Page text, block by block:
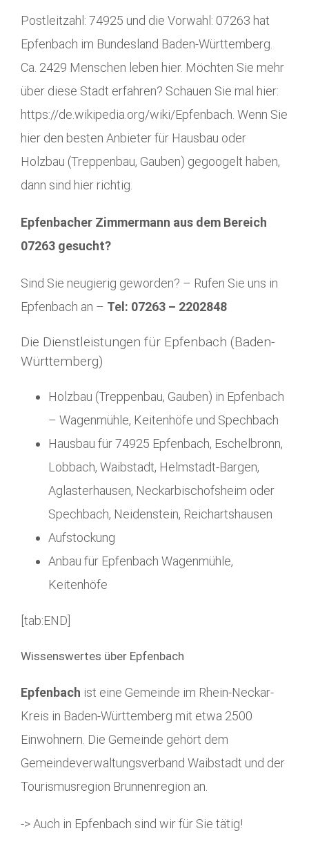
Postleitzahl: 74925 und die Vorwahl: 07263 hat
Epfenbach im Bundesland Baden-Württemberg.
Ca. 2429 Menschen leben hier. Möchten Sie mehr
über diese Stadt erfahren? Schauen Sie mal hier:
https://de.wikipedia.org/wiki/Epfenbach. Wenn Sie
hier den besten Anbieter für Hausbau oder
Holzbau (Treppenbau, Gauben) gegoogelt haben,
dann sind hier richtig.
Epfenbacher Zimmermann aus dem Bereich
07263 gesucht?
Sind Sie neugierig geworden? – Rufen Sie uns in
Epfenbach an – Tel: 07263 – 2202848
Die Dienstleistungen für Epfenbach (Baden-
Württemberg)
Holzbau (Treppenbau, Gauben) in Epfenbach
– Wagenmühle, Keitenhöfe und Spechbach
Hausbau für 74925 Epfenbach, Eschelbronn,
Lobbach, Waibstadt, Helmstadt-Bargen,
Aglasterhausen, Neckarbischofsheim oder
Spechbach, Neidenstein, Reichartshausen
Aufstockung
Anbau für Epfenbach Wagenmühle,
Keitenhöfe
[tab:END]
Wissenswertes über Epfenbach
Epfenbach ist eine Gemeinde im Rhein-Neckar-
Kreis in Baden-Württemberg mit etwa 2500
Einwohnern. Die Gemeinde gehört dem
Gemeindeverwaltungsverband Waibstadt und der
Tourismusregion Brunnenregion an.
-> Auch in Epfenbach sind wir für Sie tätig!